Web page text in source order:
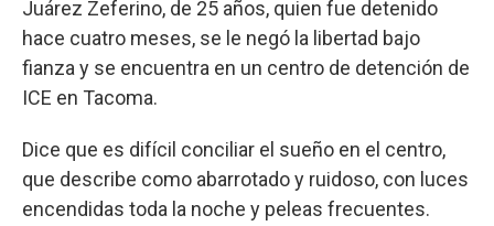
Juárez Zeferino, de 25 años, quien fue detenido
hace cuatro meses, se le negó la libertad bajo
fianza y se encuentra en un centro de detención de
ICE en Tacoma.
Dice que es difícil conciliar el sueño en el centro,
que describe como abarrotado y ruidoso, con luces
encendidas toda la noche y peleas frecuentes.